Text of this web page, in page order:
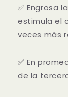
✅Engrosa
estimula el
veces más
✅En
de la